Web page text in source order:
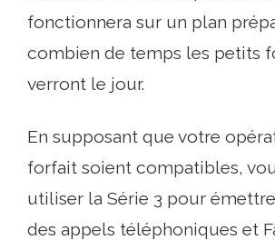
fonctionnera sur un plan
combien de temps les petits
verront le jour.
En supposant que votre
forfait soient compatibles,
utiliser la Série 3 pour
des appels téléphoniques et